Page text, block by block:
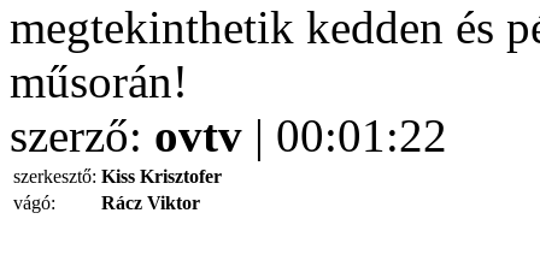
megtekinthetik kedden és
műsorán!
szerző: ovtv | 00:01:22
szerkesztő: Kiss Krisztofer
vágó:
Rácz Viktor